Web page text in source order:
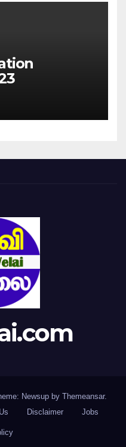
Newsup by Themeansar.
Disclaimer Jobs